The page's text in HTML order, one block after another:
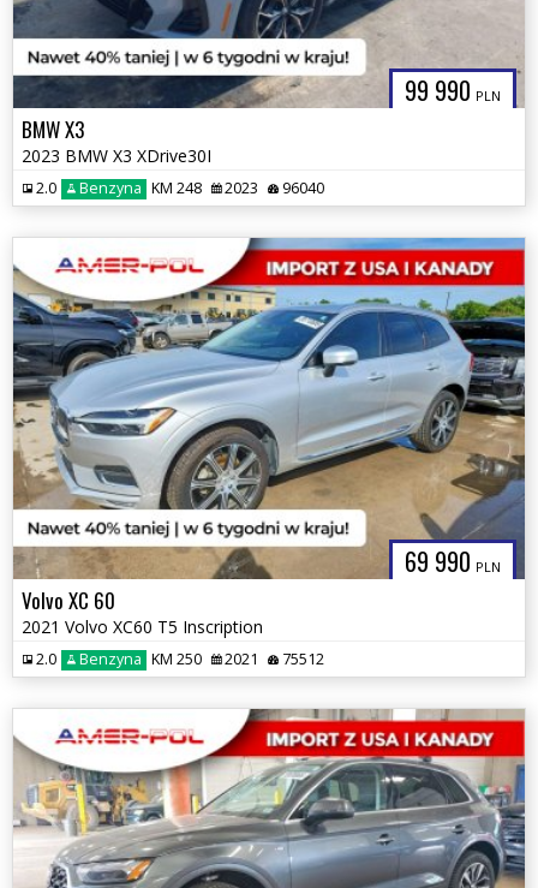
99 990 PLN
BMW X3
2023 BMW X3 XDrive30I
2.0 Benzyna KM 248 2023 96040
69 990 PLN
Volvo XC 60
2021 Volvo XC60 T5 Inscription
2.0 Benzyna KM 250 2021 75512